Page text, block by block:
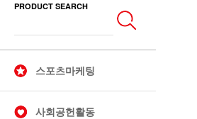
PRODUCT SEARCH
스포츠마케팅
사회공헌활동